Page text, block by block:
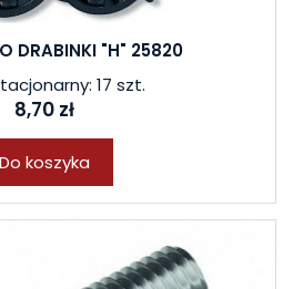
DRABINKI "H" 25820
17 szt.
8,70 zł
Do koszyka